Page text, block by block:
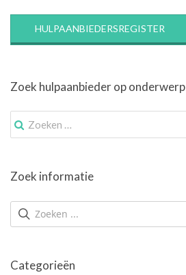
HULPAANBIEDERSREGISTER
Zoek hulpaanbieder op onderwerp
Zoek
naar:
Zoek informatie
Categorieën